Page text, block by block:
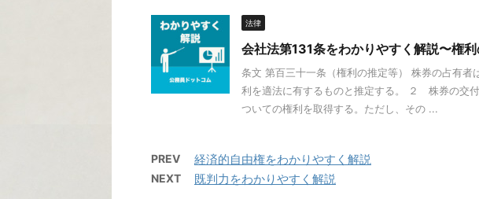
法律
会社法第131条をわかりやすく解説〜権
条文 第百三十一条（権利の推定等） 株券の占有者
利を適法に有するものと推定する。 ２ 株券の交
ついての権利を取得する。ただし、その ...
PREV 経済的自由権をわかりやすく解説
NEXT 既判力をわかりやすく解説